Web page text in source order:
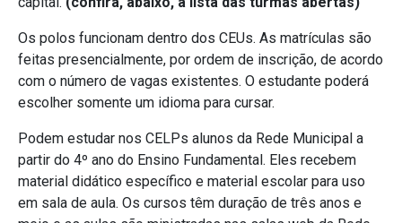
Os polos funcionam dentro dos CEUs. As matrículas são
feitas presencialmente, por ordem de inscrição, de acordo
com o número de vagas existentes. O estudante poderá
escolher somente um idioma para cursar.
Podem estudar nos CELPs alunos da Rede Municipal a
partir do 4º ano do Ensino Fundamental. Eles recebem
material didático específico e material escolar para uso
em sala de aula. Os cursos têm duração de três anos e